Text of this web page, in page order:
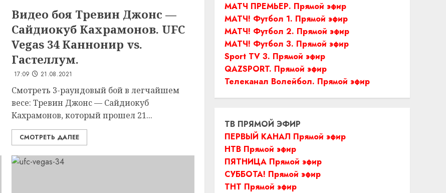
Видео боя Тревин Джонс —
Сайдиокуб Кахрамонов. UFC
Vegas 34 Каннонир vs.
Гастеллум.
17:09 21.08.2021
Смотреть 3-раундовый бой в легчайшем
весе: Тревин Джонс — Сайдиокуб
Кахрамонов, который прошел 21...
СМОТРЕТЬ ДАЛЕЕ
МАТЧ ПРЕМЬЕР. Прямой эфир
МАТЧ! Футбол 1. Прямой эфир
МАТЧ! Футбол 2. Прямой эфир
МАТЧ! Футбол 3. Прямой эфир
Sport TV 3. Прямой эфир
QAZSPORT. Прямой эфир
Телеканал Волейбол. Прямой эфир
ТВ ПРЯМОЙ ЭФИР
ПЕРВЫЙ КАНАЛ Прямой эфир
НТВ Прямой эфир
ПЯТНИЦА Прямой эфир
СУББОТА! Прямой эфир
ТНТ Прямой эфир